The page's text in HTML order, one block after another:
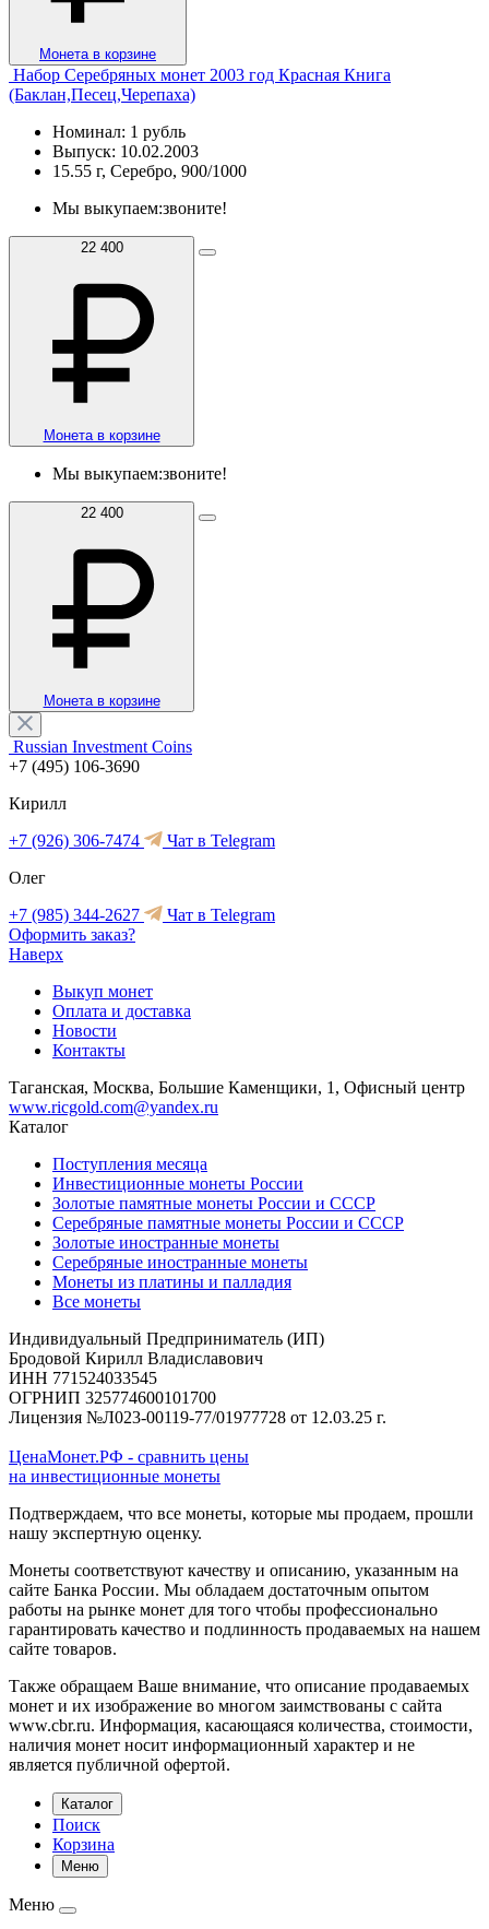
Монета в корзине
Набор Серебряных монет 2003 год Красная Книга
(Баклан,Песец,Черепаха)
Номинал: 1 рубль
Выпуск: 10.02.2003
15.55 г, Серебро, 900/1000
Мы выкупаем:звоните!
22 400
Монета в корзине
Мы выкупаем:звоните!
22 400
Монета в корзине
Russian Investment Coins
+7 (495) 106-3690
Кирилл
+7 (926) 306-7474
Чат в Telegram
Олег
+7 (985) 344-2627
Чат в Telegram
Оформить заказ?
Наверх
Выкуп монет
Оплата и доставка
Новости
Контакты
Таганская, Москва, Большие Каменщики, 1, Офисный центр
www.ricgold.com@yandex.ru
Каталог
Поступления месяца
Инвестиционные монеты России
Золотые памятные монеты России и СССР
Серебряные памятные монеты России и СССР
Золотые иностранные монеты
Серебряные иностранные монеты
Монеты из платины и палладия
Все монеты
Индивидуальный Предприниматель (ИП)
Бродовой Кирилл Владиславович
ИНН 771524033545
ОГРНИП 325774600101700
Лицензия №Л023-00119-77/01977728 от 12.03.25 г.
ЦенаМонет.РФ - сравнить цены
на инвестиционные монеты
Подтверждаем, что все монеты, которые мы продаем, прошли
нашу экспертную оценку.
Монеты соответствуют качеству и описанию, указанным на
сайте Банка России. Мы обладаем достаточным опытом
работы на рынке монет для того чтобы профессионально
гарантировать качество и подлинность продаваемых на нашем
сайте товаров.
Также обращаем Ваше внимание, что описание продаваемых
монет и их изображение во многом заимствованы с сайта
www.cbr.ru. Информация, касающаяся количества, стоимости,
наличия монет носит информационный характер и не
является публичной офертой.
Каталог
Поиск
Корзина
Меню
Меню